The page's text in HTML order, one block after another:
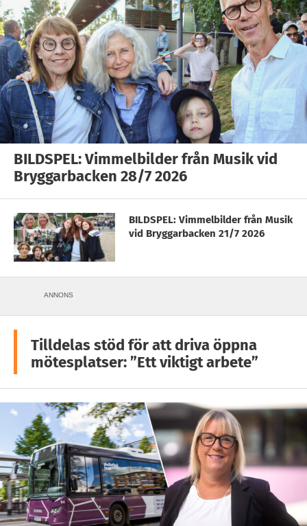
BILDSPEL: Vimmelbilder från Musik vid
Bryggarbacken 28/7 2026
BILDSPEL: Vimmelbilder från Musik
vid Bryggarbacken 21/7 2026
ANNONS
Tilldelas stöd för att driva öppna
mötesplatser: ”Ett viktigt arbete”